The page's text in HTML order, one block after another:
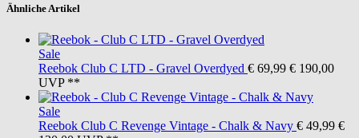
Ähnliche Artikel
Sale
Reebok Club C LTD - Gravel Overdyed € 69,99 € 190,00
UVP **
Sale
Reebok Club C Revenge Vintage - Chalk & Navy € 49,99 €